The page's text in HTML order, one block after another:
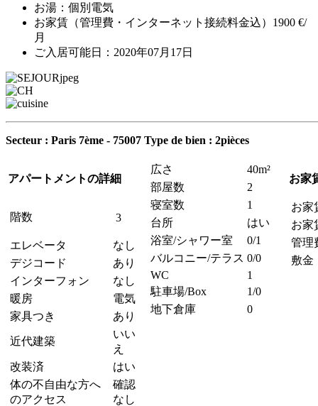
お湯：個別電気
お家賃（管理費・インターネット接続料金込）1900 €/
月
ご入居可能日：2020年07月17日
Secteur : Paris 7ème - 75007 Type de bien : 2pièces
アパートメントの詳細
階数 3
エレベータ
なし
デジコード
あり
インターフォン
なし
暖房
電気
家具つき
あり
近代建築
いい
え
改装済
はい
体の不自由な方へ
のアクセス
確認
なし
広さ
40m²
部屋数
2
寝室数
1
台所
はい
浴室/シャワー室
0/1
バルコニー/テラス 0/0
WC
1
駐車場/Box
1/0
地下倉庫
0
お家
お家
お
管理
敷金